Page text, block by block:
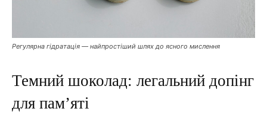
Регулярна гідратація — найпростіший шлях до ясного мислення
Темний шоколад: легальний допінг
для пам’яті